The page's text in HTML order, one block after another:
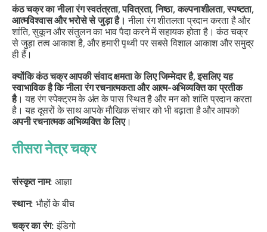
कंठ चक्र का नीला रंग स्वतंत्रता, पवित्रता, निष्ठा, कल्पनाशीलता, स्पष्टता,
आत्मविश्वास और भरोसे से जुड़ा है। नीला रंग शीतलता प्रदान करता है और
शांति, सुकून और संतुलन का भाव पैदा करने में सहायक होता है। कंठ चक्र
से जुड़ा तत्व आकाश है, और हमारी पृथ्वी पर सबसे विशाल आकाश और समुद्र
ही हैं।
क्योंकि कंठ चक्र आपकी संवाद क्षमता के लिए जिम्मेदार है, इसलिए यह
स्वाभाविक है कि नीला रंग रचनात्मकता और आत्म-अभिव्यक्ति का प्रतीक
है।यह रंग स्पेक्ट्रम के अंत के पास स्थित है और मन को शांति प्रदान करता
है। यह दूसरों के साथ आपके मौखिक संचार को भीबढ़ाता है और आपको
अपनी रचनात्मक अभिव्यक्ति के लिए।
तीसरा नेत्र चक्र
संस्कृत नाम: आज्ञा
स्थान: भौहों के बीच
चक्र का रंग: इंडिगो